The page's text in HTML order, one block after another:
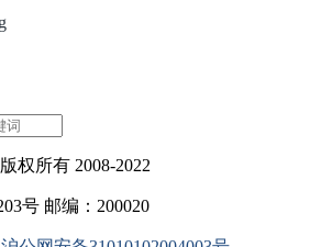
权所有 2008-2022
号 邮编：200020